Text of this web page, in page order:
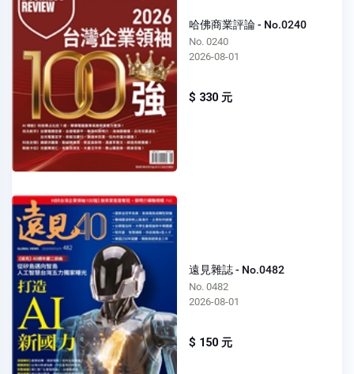
哈佛商業評論 - No.0240
No. 0240
2026-08-01
$ 330 元
遠見雜誌 - No.0482
No. 0482
2026-08-01
$ 150 元